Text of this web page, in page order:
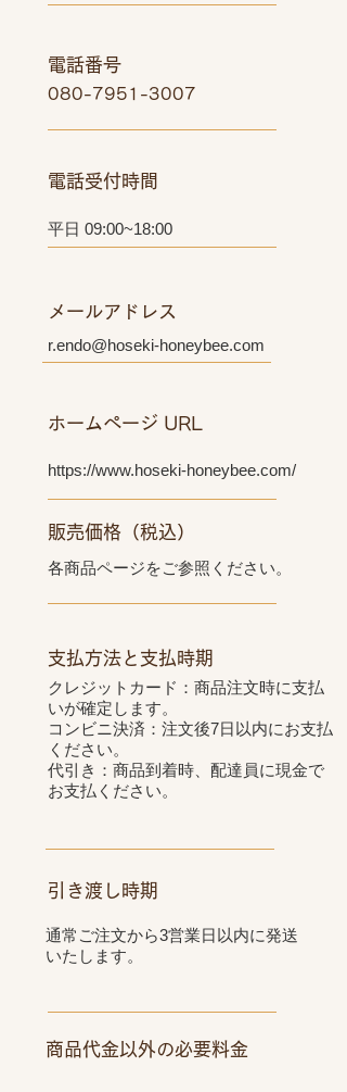
電話番号
080-7951-3007
電話受付時間
平日 09:00~18:00
メールアドレス
r.endo@hoseki-honeybee.com
ホームページ URL
https://www.hoseki-honeybee.com/
販売価格（税込）
各商品ページをご参照ください。
支払方法と支払時期
クレジットカード：商品注文時に支払
いが確定します。
コンビニ決済：注文後7日以内にお支払
ください。
代引き：商品到着時、配達員に現金で
お支払ください。
引き渡し時期
通常ご注文から3営業日以内に発送
いたします。
商品代金以外の必要料金